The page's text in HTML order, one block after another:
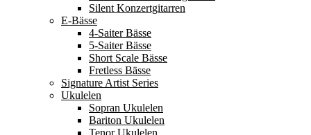
Silent Konzertgitarren
E-Bässe
4-Saiter Bässe
5-Saiter Bässe
Short Scale Bässe
Fretless Bässe
Signature Artist Series
Ukulelen
Sopran Ukulelen
Bariton Ukulelen
Tenor Ukulelen